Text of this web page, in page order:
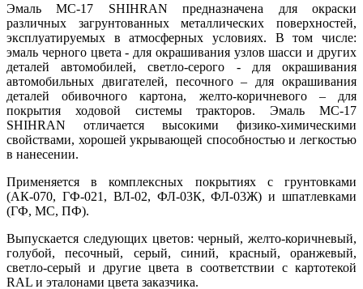
Эмаль МС-17 SHIHRAN предназначена для окраски
различных загрунтованных металлических поверхностей,
эксплуатируемых в атмосферных условиях. В том числе:
эмаль черного цвета - для окрашивания узлов шасси и других
деталей автомобилей, светло-серого - для окрашивания
автомобильных двигателей, песочного – для окрашивания
деталей обивочного картона, желто-коричневого – для
покрытия ходовой системы тракторов. Эмаль МС-17
SHIHRAN отличается высокими физико-химическими
свойствами, хорошей укрывающей способностью и легкостью
в нанесении.
Применяется в комплексных покрытиях с грунтовками
(АК-070, ГФ-021, ВЛ-02, ФЛ-03К, ФЛ-03Ж) и шпатлевками
(ГФ, МС, ПФ).
Выпускается следующих цветов: черный, желто-коричневый,
голубой, песочный, серый, синий, красный, оранжевый,
светло-серый и другие цвета в соответствии с картотекой
RAL и эталонами цвета заказчика.